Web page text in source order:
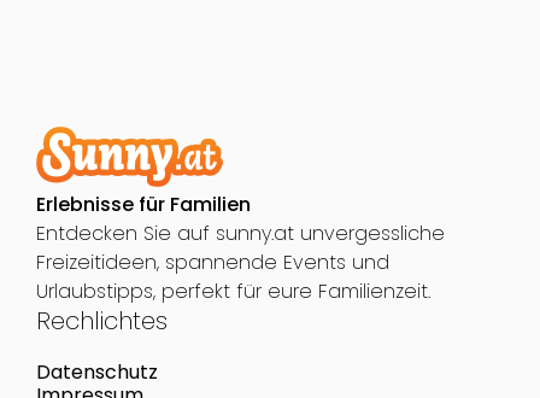
Erlebnisse für Familien
Entdecken Sie auf sunny.at unvergessliche
Freizeitideen, spannende Events und
Urlaubstipps, perfekt für eure Familienzeit.
Rechlichtes
Datenschutz